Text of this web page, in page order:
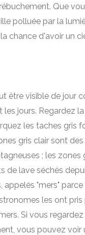
Que
polluée par la
chance d'avoir un
être visible de jour
les jours. Regardez
les taches gris
gris clair sont
; les zones
de lave séchés
appelés "mers" parce
les ont pris
Si vous regardez
vous pouvez voir